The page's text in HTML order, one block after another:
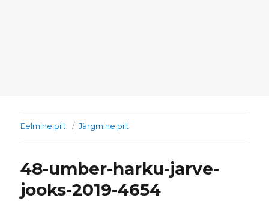
Eelmine pilt Järgmine pilt
48-umber-harku-jarve-
jooks-2019-4654